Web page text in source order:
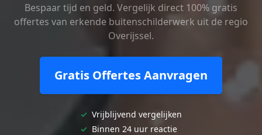
Bespaar tijd en geld. Vergelijk direct 100% gratis
offertes van erkende buitenschilderwerk uit de regio
Overijssel.
Gratis Offertes Aanvragen
✓ Vrijblijvend vergelijken
✓ Binnen 24 uur reactie